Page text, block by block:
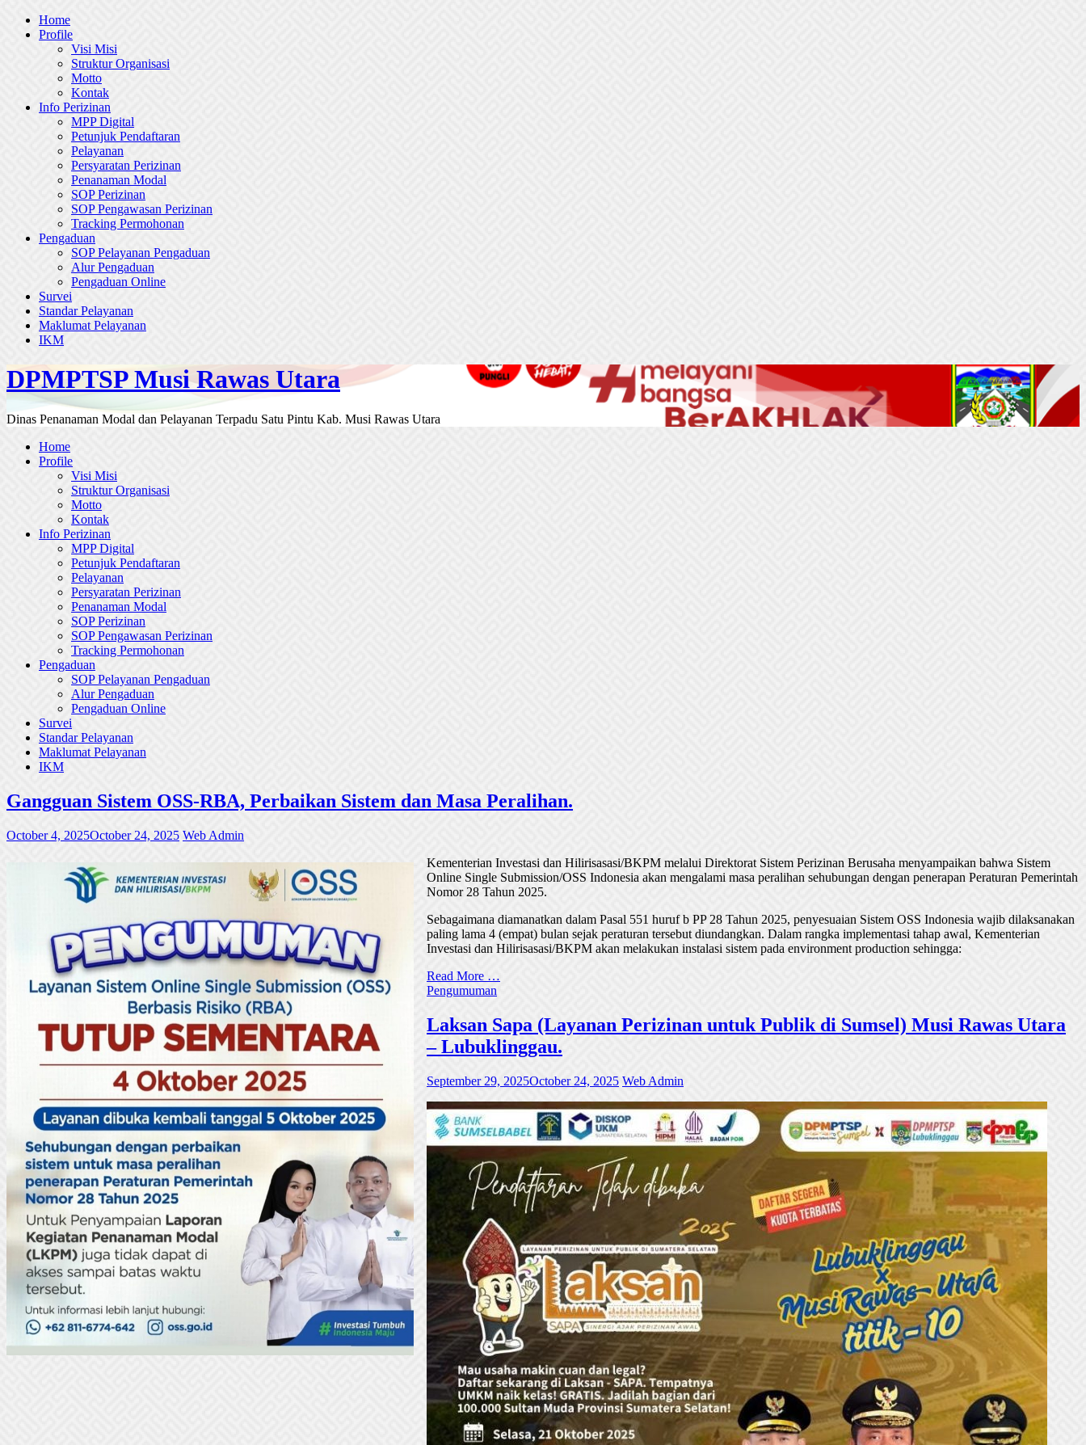
Skip
Home
Profile
Visi Misi
Struktur Organisasi
Motto
Kontak
Info Perizinan
MPP Digital
Petunjuk Pendaftaran
Pelayanan
Persyaratan Perizinan
Penanaman Modal
SOP Perizinan
SOP Pengawasan Perizinan
Tracking Permohonan
Pengaduan
SOP Pelayanan Pengaduan
Alur Pengaduan
Pengaduan Online
Survei
Standar Pelayanan
Maklumat Pelayanan
IKM
DPMPTSP Musi Rawas Utara
Dinas Penanaman Modal dan Pelayanan Terpadu Satu Pintu Kab. Musi Rawas Utara
Home
Profile
Visi Misi
Struktur Organisasi
Motto
Kontak
Info Perizinan
MPP Digital
Petunjuk Pendaftaran
Pelayanan
Persyaratan Perizinan
Penanaman Modal
SOP Perizinan
SOP Pengawasan Perizinan
Tracking Permohonan
Pengaduan
SOP Pelayanan Pengaduan
Alur Pengaduan
Pengaduan Online
Survei
Standar Pelayanan
Maklumat Pelayanan
IKM
Gangguan Sistem OSS-RBA, Perbaikan Sistem dan Masa Peralihan.
October 4, 2025October 24, 2025 Web Admin
Kementerian Investasi dan Hilirisasasi/BKPM melalui Direktorat Sistem Perizinan Berusaha menyampaikan bahwa Sistem
Online Single Submission/OSS Indonesia akan mengalami masa peralihan sehubungan dengan penerapan Peraturan Pemerintah
Nomor 28 Tahun 2025.
Sebagaimana diamanatkan dalam Pasal 551 huruf b PP 28 Tahun 2025, penyesuaian Sistem OSS Indonesia wajib dilaksanakan
paling lama 4 (empat) bulan sejak peraturan tersebut diundangkan. Dalam rangka implementasi tahap awal, Kementerian
Investasi dan Hilirisasasi/BKPM akan melakukan instalasi sistem pada environment production sehingga:
Read More …
Pengumuman
Laksan Sapa (Layanan Perizinan untuk Publik di Sumsel) Musi Rawas Utara
– Lubuklinggau.
September 29, 2025October 24, 2025 Web Admin